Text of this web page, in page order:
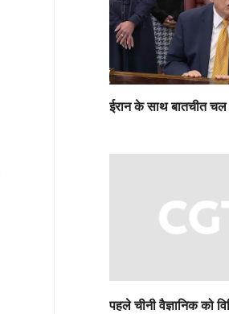
ईरान के साथ बातचीत चल
पहले चीनी वैज्ञानिक को